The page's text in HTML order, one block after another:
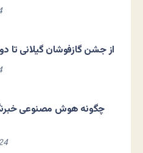
از جشن گازفوشان گیلانی تا
چگونه هوش مصنوعی